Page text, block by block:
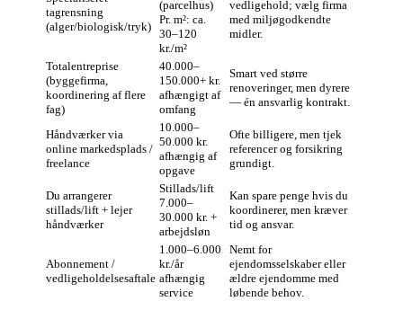
tagrensning
(alger/biologisk/tryk)
(parcelhus)
Pr. m²: ca.
30–120
kr./m²
vedligehold; vælg firma
med miljøgodkendte
midler.
Totalentreprise
(byggefirma,
koordinering af flere
fag)
40.000–
150.000+ kr.
afhængigt af
omfang
Smart ved større
renoveringer, men dyrere
— én ansvarlig kontrakt.
Håndværker via
online markedsplads /
freelance
10.000–
50.000 kr.
afhængig af
opgave
Ofte billigere, men tjek
referencer og forsikring
grundigt.
Du arrangerer
stillads/lift + lejer
håndværker
Stillads/lift
7.000–
30.000 kr. +
arbejdsløn
Kan spare penge hvis du
koordinerer, men kræver
tid og ansvar.
Abonnement /
vedligeholdelsesaftale
1.000–6.000
kr./år
afhængig
service
Nemt for
ejendomsselskaber eller
ældre ejendomme med
løbende behov.